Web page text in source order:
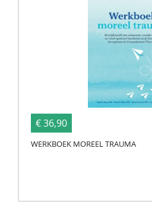
€ 36,90
WERKBOEK MOREEL TRAUMA